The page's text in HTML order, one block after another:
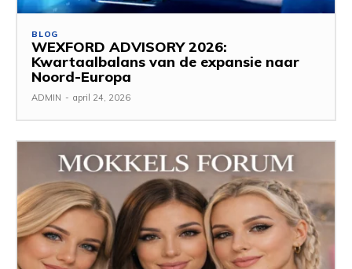
BLOG
WEXFORD ADVISORY 2026:
Kwartaalbalans van de expansie naar
Noord-Europa
ADMIN - april 24, 2026